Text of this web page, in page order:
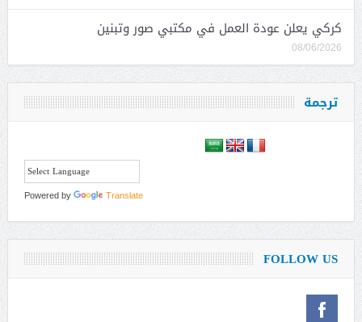
كركي يعلن عودة العمل في مكتبي صور وتبنين
08/06/2026
ترجمة
Powered by Translate
FOLLOW US